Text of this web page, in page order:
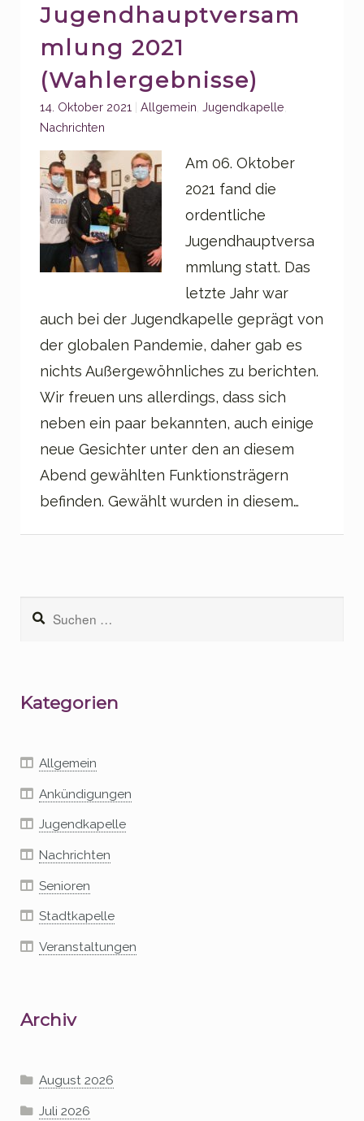
Jugendhauptversam
mlung 2021
(Wahlergebnisse)
14. Oktober 2021 Categories:
Allgemein Jugendkapelle
Nachrichten
Am 06. Oktober
2021 fand die
ordentliche
Jugendhauptversa
mmlung statt. Das
letzte Jahr war
auch bei der Jugendkapelle geprägt von
der globalen Pandemie, daher gab es
nichts Außergewöhnliches zu berichten.
Wir freuen uns allerdings, dass sich
neben ein paar bekannten, auch einige
neue Gesichter unter den an diesem
Abend gewählten Funktionsträgern
befinden. Gewählt wurden in diesem…
nach:
Kategorien
Allgemein
Ankündigungen
Jugendkapelle
Nachrichten
Senioren
Stadtkapelle
Veranstaltungen
Archiv
August 2026
Juli 2026